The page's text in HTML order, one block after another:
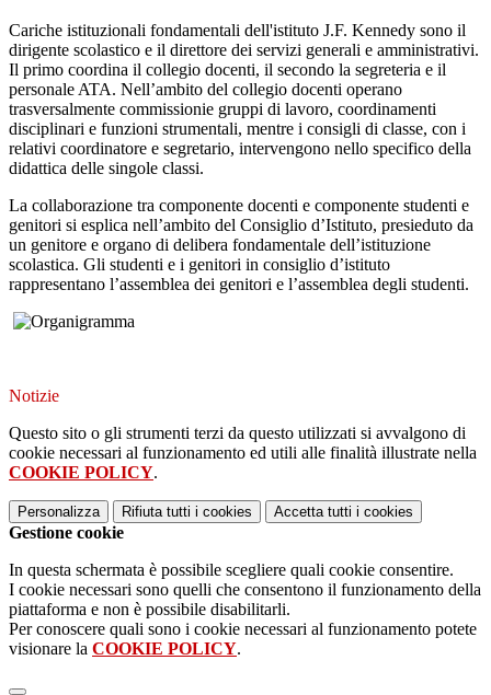
Cariche istituzionali fondamentali dell'istituto J.F. Kennedy sono il
dirigente scolastico e il direttore dei servizi generali e amministrativi.
Il primo coordina il collegio docenti, il secondo la segreteria e il
personale ATA. Nell’ambito del collegio docenti operano
trasversalmente commissionie gruppi di lavoro, coordinamenti
disciplinari e funzioni strumentali, mentre i consigli di classe, con i
relativi coordinatore e segretario, intervengono nello specifico della
didattica delle singole classi.
La collaborazione tra componente docenti e componente studenti e
genitori si esplica nell’ambito del Consiglio d’Istituto, presieduto da
un genitore e organo di delibera fondamentale dell’istituzione
scolastica. Gli studenti e i genitori in consiglio d’istituto
rappresentano l’assemblea dei genitori e l’assemblea degli studenti.
Notizie
Questo sito o gli strumenti terzi da questo utilizzati si avvalgono di
cookie necessari al funzionamento ed utili alle finalità illustrate nella
COOKIE POLICY.
Personalizza Rifiuta tutti i cookies Accetta tutti i cookies
Gestione cookie
In questa schermata è possibile scegliere quali cookie consentire.
I cookie necessari sono quelli che consentono il funzionamento della
piattaforma e non è possibile disabilitarli.
Per conoscere quali sono i cookie necessari al funzionamento potete
visionare la COOKIE POLICY.